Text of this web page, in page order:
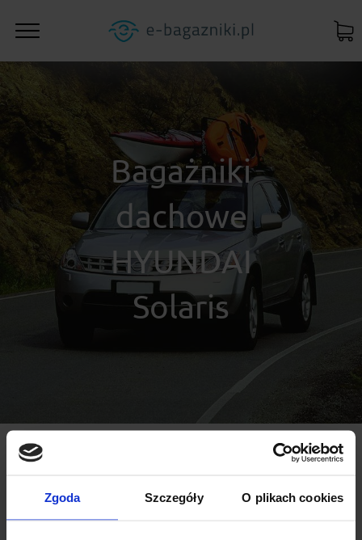
Zgoda Szczegóły O plikach cookies
Bagażniki
dachowe
HYUNDAI
Solaris
Do jakiego auta potrzebujesz bagażnik?